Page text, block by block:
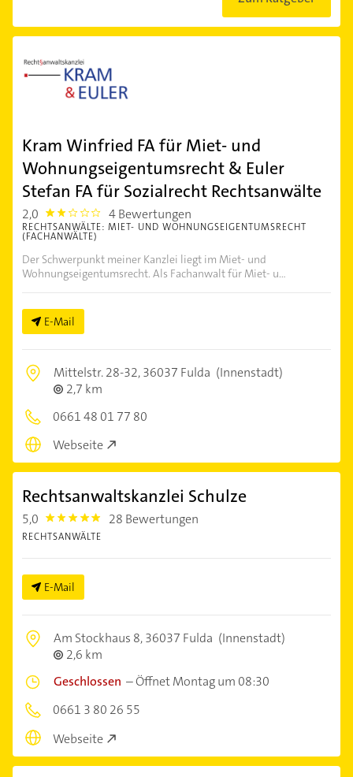
Kram Winfried FA für Miet- und
Wohnungseigentumsrecht & Euler
Stefan FA für Sozialrecht Rechtsanwälte
2,0 2.0 4 Bewertungen
RECHTSANWÄLTE: MIET- UND WOHNUNGSEIGENTUMSRECHT
(FACHANWÄLTE)
Der Schwerpunkt meiner Kanzlei liegt im Miet- und
Wohnungseigentumsrecht. Als Fachanwalt für Miet- u...
E-Mail
Mittelstr. 28-32,36037 Fulda (Innenstadt)
2,7 km
0661 48 01 77 80
Webseite
Rechtsanwaltskanzlei Schulze
5,0 5.0 28 Bewertungen
RECHTSANWÄLTE
E-Mail
Am Stockhaus 8,36037 Fulda (Innenstadt)
2,6 km
Geschlossen –Öffnet Montag um 08:30
0661 3 80 26 55
Webseite